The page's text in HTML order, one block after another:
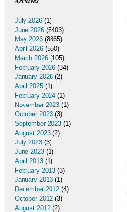
July 2026 (1)
June 2026 (5403)
May 2026 (8865)
April 2026 (550)
March 2026 (105)
February 2026 (34)
January 2026 (2)
April 2025 (1)
February 2024 (1)
November 2023 (1)
October 2023 (3)
September 2023 (1)
August 2023 (2)
July 2023 (3)
June 2023 (1)
April 2013 (1)
February 2013 (3)
January 2013 (1)
December 2012 (4)
October 2012 (3)
August 2012 (2)